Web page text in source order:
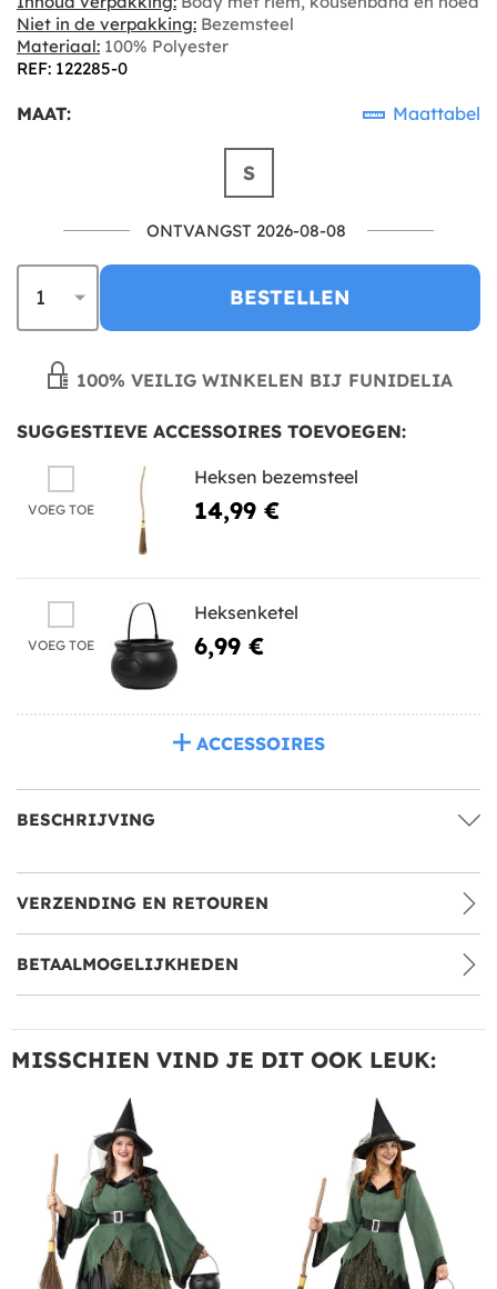
Niet in de verpakking: Bezemsteel
Materiaal: 100% Polyester
REF: 122285-0
MAAT: Maattabel
S
ONTVANGST 2026-08-08
BESTELLEN
100% VEILIG WINKELEN BIJ FUNIDELIA
SUGGESTIEVE ACCESSOIRES TOEVOEGEN:
VOEG TOE
Heksen bezemsteel
14,99 €
VOEG TOE
Heksenketel
6,99 €
ACCESSOIRES
BESCHRIJVING
VERZENDING EN RETOUREN
BETAALMOGELIJKHEDEN
MISSCHIEN VIND JE DIT OOK LEUK: